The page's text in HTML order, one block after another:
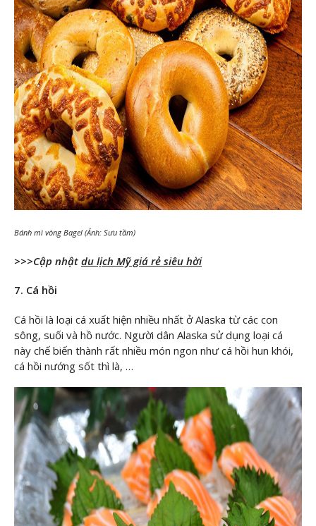
Bánh mì vòng Bagel (Ảnh: Sưu tầm)
>>>Cập nhật du lịch Mỹ giá rẻ siêu hời
7. Cá hồi
Cá hồi là loại cá xuất hiện nhiều nhất ở Alaska từ các con
sông, suối và hồ nước. Người dân Alaska sử dụng loại cá
này chế biến thành rất nhiều món ngon như cá hồi hun khói,
cá hồi nướng sốt thì là, …